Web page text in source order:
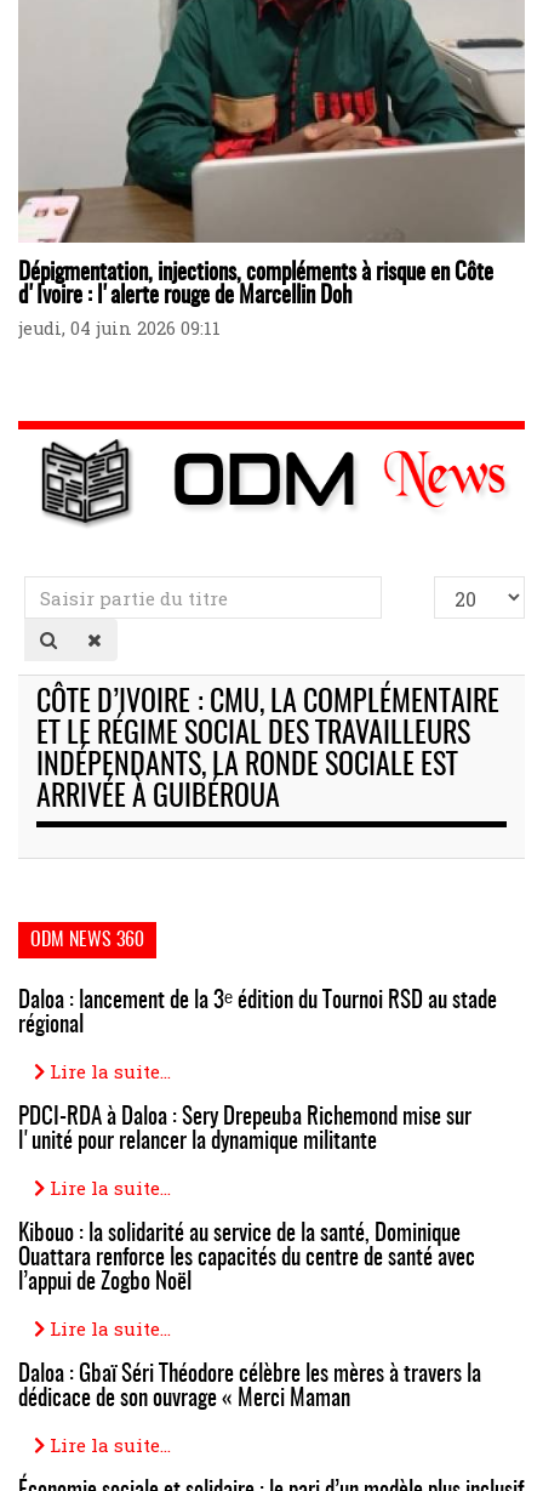
Dépigmentation, injections, compléments à risque en Côte
d'Ivoire : l'alerte rouge de Marcellin Doh
jeudi, 04 juin 2026 09:11
Saisir
partie
du
titre
Afficher
#
CÔTE D’IVOIRE : CMU, LA COMPLÉMENTAIRE
ET LE RÉGIME SOCIAL DES TRAVAILLEURS
INDÉPENDANTS, LA RONDE SOCIALE EST
ARRIVÉE À GUIBÉROUA
ODM NEWS 360
Daloa : lancement de la 3ᵉ édition du Tournoi RSD au stade
régional
Lire la suite...
PDCI-RDA à Daloa : Sery Drepeuba Richemond mise sur
l'unité pour relancer la dynamique militante
Lire la suite...
Kibouo : la solidarité au service de la santé, Dominique
Ouattara renforce les capacités du centre de santé avec
l’appui de Zogbo Noël
Lire la suite...
Daloa : Gbaï Séri Théodore célèbre les mères à travers la
dédicace de son ouvrage « Merci Maman
Lire la suite...